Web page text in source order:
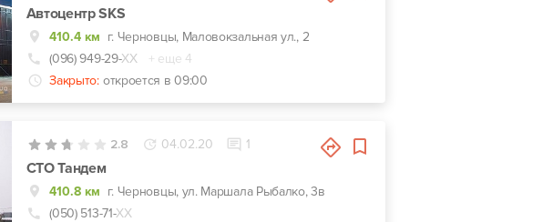
Автоцентр SKS
410.4 км г. Черновцы, Маловокзальная ул., 2
(096) 949-29-ХХ
+ еще 4
Закрыто: откроется в 09:00
2.8 04.02.20 1
СТО Тандем
410.8 км г. Черновцы, ул. Маршала Рыбалко, 3в
(050) 513-71-ХХ